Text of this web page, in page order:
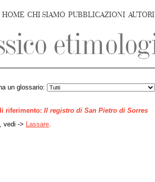
HOME CHI SIAMO PUBBLICAZIONI AUTORI
un glossario:
riferimento: Il registro di San Pietro di Sorres
, vedi -> Lassare